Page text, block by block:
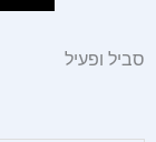
סביל ופעיל